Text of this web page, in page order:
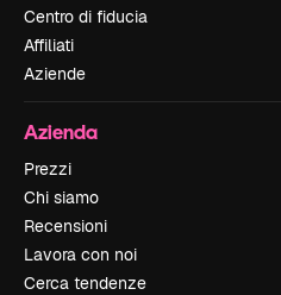
Centro di fiducia
Affiliati
Aziende
Azienda
Prezzi
Chi siamo
Recensioni
Lavora con noi
Cerca tendenze